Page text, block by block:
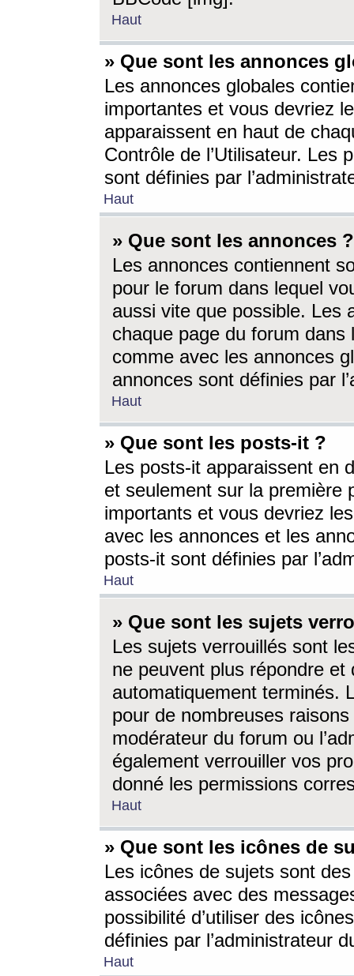
Haut
» Que sont les annonces
Les annonces globales
importantes et vous devriez
apparaissent en haut de
Contrôle de l’Utilisateur. Les
sont définies par
Haut
» Que sont les annonces ?
Les annonces contiennent
pour le forum dans lequel
aussi vite que possible. Les
chaque page du forum dans
comme avec les annonces
annonces sont définies par
Haut
» Que sont les posts-it ?
Les posts-it apparaissent en
et seulement sur la première
importants et vous devriez
avec les annonces et les
posts-it sont définies par
Haut
» Que sont les sujets
Les sujets verrouillés sont
ne peuvent plus répondre
automatiquement terminés.
pour de nombreuses
modérateur du forum ou
également verrouiller vos
donné les permissions
Haut
» Que sont les icônes de
Les icônes de sujets sont
associées avec des
possibilité d’utiliser des
définies par l’administrateur
Haut